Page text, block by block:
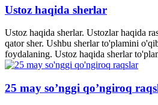
Ustoz haqida sherlar
Ustoz haqida sherlar. Ustozlar haqida
qator sher. Ushbu sherlar to'plamini
foydalaning. Ustoz haqida sherlar
25 may so’nggi qo’ngiroq